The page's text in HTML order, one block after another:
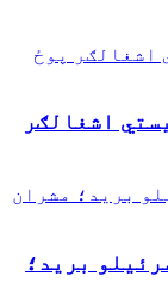
اشغالګر پوځ
اشغالګر
برید؛ مشران
برید؛